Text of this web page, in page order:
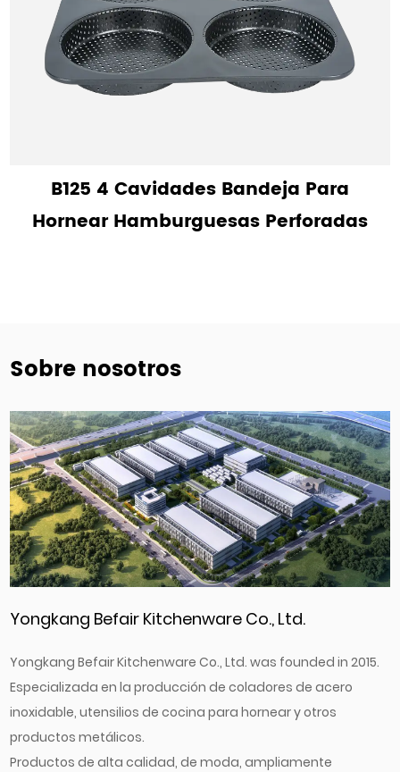
B125 4 Cavidades Bandeja Para
Hornear Hamburguesas Perforadas
Sobre nosotros
Yongkang Befair Kitchenware Co., Ltd.
Yongkang Befair Kitchenware Co., Ltd. was founded in 2015.
Especializada en la producción de coladores de acero
inoxidable, utensilios de cocina para hornear y otros
productos metálicos.
Productos de alta calidad, de moda, ampliamente